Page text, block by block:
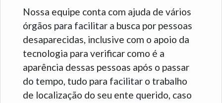
Nossa equipe conta com ajuda de vários
órgãos para facilitar a busca por pessoas
desaparecidas, inclusive com o apoio da
tecnologia para verificar como é a
aparência dessas pessoas após o passar
do tempo, tudo para facilitar o trabalho
de localização do seu ente querido, caso